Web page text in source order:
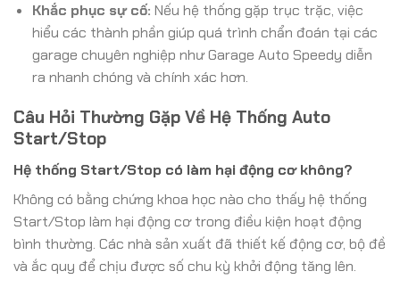
Khắc phục sự cố: Nếu hệ thống gặp trục trặc, việc
hiểu các thành phần giúp quá trình chẩn đoán tại các
garage chuyên nghiệp như Garage Auto Speedy diễn
ra nhanh chóng và chính xác hơn.
Câu Hỏi Thường Gặp Về Hệ Thống Auto
Start/Stop
Hệ thống Start/Stop có làm hại động cơ không?
Không có bằng chứng khoa học nào cho thấy hệ thống
Start/Stop làm hại động cơ trong điều kiện hoạt động
bình thường. Các nhà sản xuất đã thiết kế động cơ, bộ đề
và ắc quy để chịu được số chu kỳ khởi động tăng lên.